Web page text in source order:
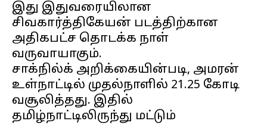
இது இதுவரையிலான
சிவகார்த்திகேயன் படத்திற்கான
அதிகபட்ச தொடக்க நாள்
வருவாயாகும்.
சாக்நில்க் அறிக்கையின்படி, அமரன்
உள்நாட்டில் முதல்நாளில் ₹21.25 கோடி
வசூலித்தது. இதில்
தமிழ்நாட்டிலிருந்து மட்டும்